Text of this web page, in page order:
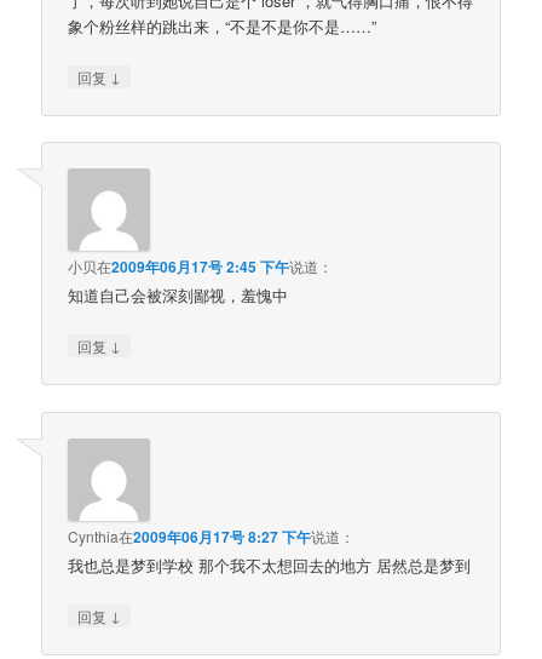
象个粉丝样的跳出来，“不是不是你不是……”
回复 ↓
小贝在2009年06月17号 2:45 下午说道：
知道自己会被深刻鄙视，羞愧中
回复 ↓
Cynthia在2009年06月17号 8:27 下午说道：
我也总是梦到学校 那个我不太想回去的地方 居然总是梦到
回复 ↓